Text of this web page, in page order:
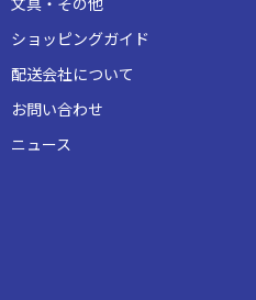
ショッピングガイド
配送会社について
お問い合わせ
ニュース